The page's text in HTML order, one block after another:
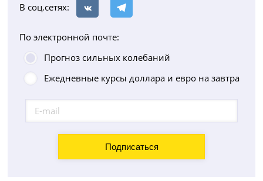
В соц.сетях:
По электронной почте:
Прогноз сильных колебаний
Ежедневные курсы доллара и евро на завтра